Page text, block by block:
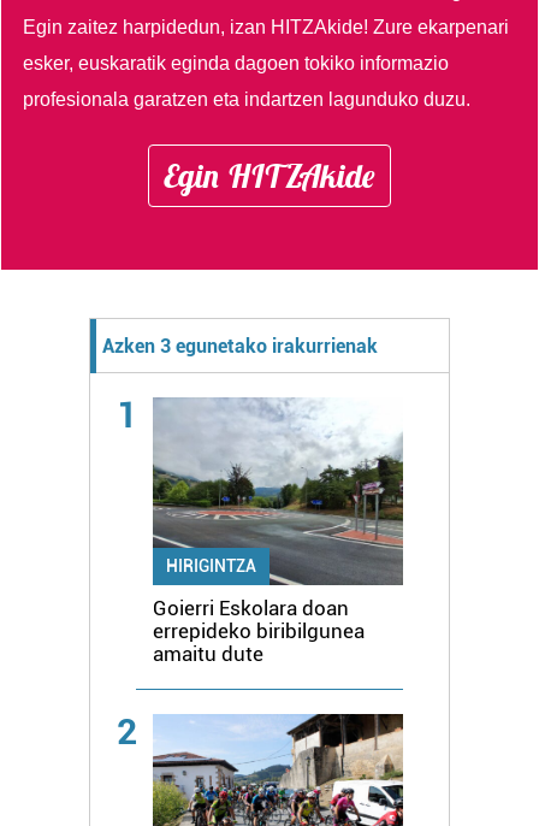
Egin zaitez harpidedun, izan HITZAkide!Zure ekarpenari
esker, euskaratik eginda dagoen tokiko informazio
profesionala garatzen eta indartzen lagunduko duzu.
Egin HITZAkide
Azken 3 egunetako irakurrienak
1
HIRIGINTZA
Goierri Eskolara doan
errepideko biribilgunea
amaitu dute
2